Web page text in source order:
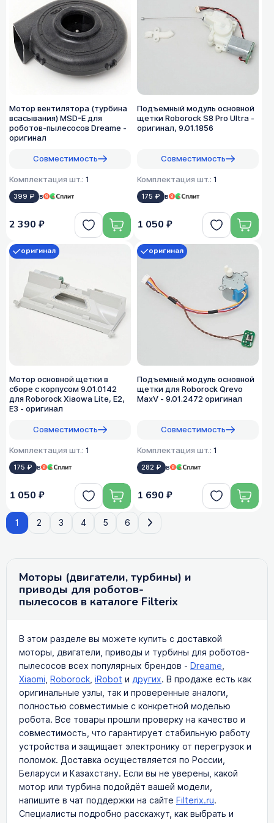
Мотор вентилятора (турбина
всасывания) MSD-E для
роботов-пылесосов Dreame -
оригинал
Совместимость
Комплектация шт.: 1
399 ₽ в
2 390 ₽
Подъемный модуль основной
щетки Roborock S8 Pro Ultra -
оригинал, 9.01.1856
Совместимость
Комплектация шт.: 1
175 ₽ в
1 050 ₽
Мотор основной щетки в
сборе с корпусом 9.01.0142
для Roborock Xiaowa Lite, E2,
E3 - оригинал
Совместимость
Комплектация шт.: 1
175 ₽ в
оригинал
1 050 ₽
Подъемный модуль основной
щетки для Roborock Qrevo
MaxV - 9.01.2472 оригинал
Совместимость
Комплектация шт.: 1
282 ₽ в
оригинал
1 690 ₽
1 2 3 4 5 6
Моторы (двигатели, турбины) и
приводы для роботов-
пылесосов в каталоге Filterix
В этом разделе вы можете купить с доставкой
моторы, двигатели, приводы и турбины для роботов-
пылесосов всех популярных брендов - Dreame,
Xiaomi, Roborock, iRobot и других. В продаже есть как
оригинальные узлы, так и проверенные аналоги,
полностью совместимые с конкретной моделью
робота. Все товары прошли проверку на качество и
совместимость, что гарантирует стабильную работу
устройства и защищает электронику от перегрузок и
поломок. Доставка осуществляется по России,
Беларуси и Казахстану. Если вы не уверены, какой
мотор или турбина подойдёт вашей модели,
напишите в чат поддержки на сайте Filterix.ru.
Специалисты подробно расскажут, как выбрать и